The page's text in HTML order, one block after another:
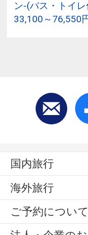
ン-(バス・トイ
33,100～76,550
国内旅行
海外旅行
ご予約について